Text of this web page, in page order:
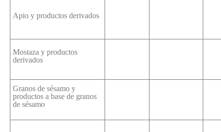
Apio y productos derivados
Mostaza y productos
derivados
Granos de sésamo y
productos a base de granos
de sésamo